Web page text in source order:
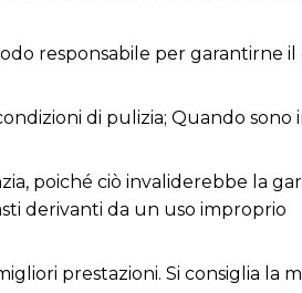
responsabile per garantirne
di pulizia; Quando sono
poiché ciò invaliderebbe la
derivanti da un uso improprio
prestazioni. Si consiglia la